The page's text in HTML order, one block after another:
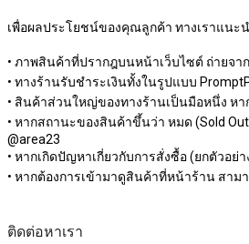
เพื่อผลประโยชน์ของคุณลูกค้า ทางเราแน
• ภาพสินค้าที่ปรากฎบนหน้าเว็บไซต์ ถ่ายจ
• ทางร้านรับชำระเงินทั้งในรูปแบบ
• สินค้าส่วนใหญ่ของทางร้านเป็นมือหนึ่ง ห
• หากสถานะของสินค้าขึ้นว่า หมด (Sold
@area23
• หากเกิดปัญหาเกี่ยวกับการสั่งซื้อ (ยกตัวอ
• หากต้องการเข้ามาดูสินค้าที่หน้าร้าน สาม
ติดต่อหาเรา